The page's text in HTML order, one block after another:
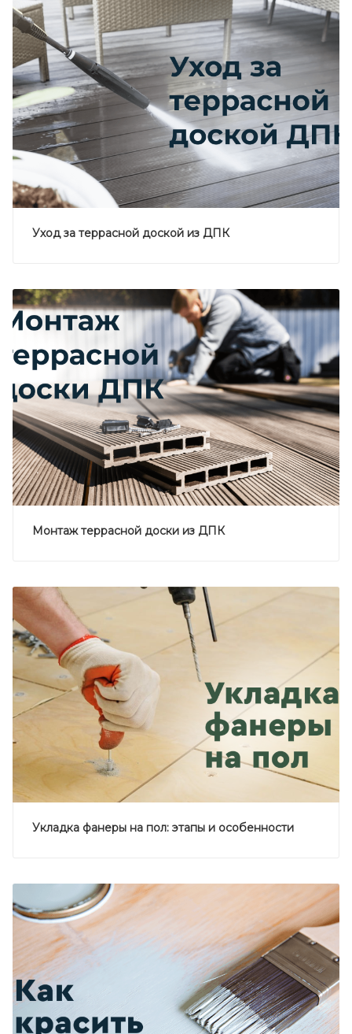
Уход за террасной доской из ДПК
Монтаж террасной доски из ДПК
Укладка фанеры на пол: этапы и особенности